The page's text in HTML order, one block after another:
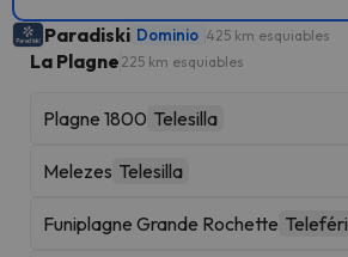
Paradiski Dominio 425 km esquiables
La Plagne 225 km esquiables
Plagne 1800 Telesilla
Melezes Telesilla
Funiplagne Grande Rochette